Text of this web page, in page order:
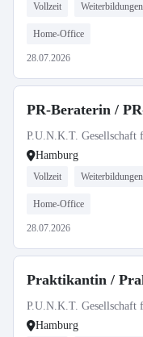
Vollzeit Weiterbildungen
Home-Office
28.07.2026
PR-Beraterin /
P.U.N.K.T. Gesellschaft
Hamburg
Vollzeit Weiterbildungen
Home-Office
28.07.2026
Praktikantin /
P.U.N.K.T. Gesellschaft
Hamburg